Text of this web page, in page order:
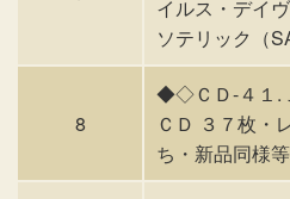
イルス・デイ
ソテリック（
8
◆◇ＣＤ-４１.
ＣＤ ３７枚・
ち・新品同様